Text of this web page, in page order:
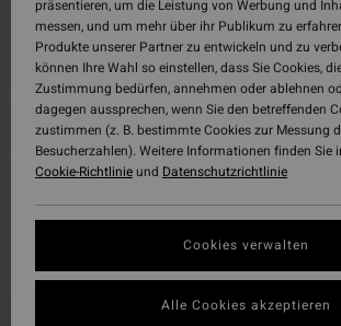
präsentieren, um die Leistung von Werbung und
messen, und um mehr über ihr Publikum zu
Produkte unserer Partner zu entwickeln und zu
können Ihre Wahl so einstellen, dass Sie Cookies,
Zustimmung bedürfen, annehmen oder ablehnen
dagegen aussprechen, wenn Sie den betreffenden
zustimmen (z. B. bestimmte Cookies zur Messung
Besucherzahlen). Weitere Informationen finden Sie
Cookie-Richtlinieund Datenschutzrichtlinie
Cookies verwalten
Alle Cookies akzeptieren